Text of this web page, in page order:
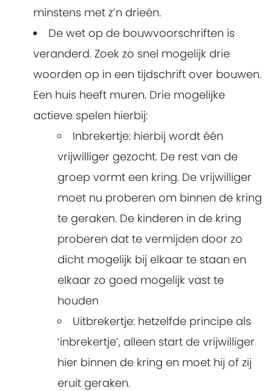
minstens met z’n drieën.
De wet op de bouwvoorschriften is
veranderd. Zoek zo snel mogelijk drie
woorden op in een tijdschrift over bouwen.
Een huis heeft muren. Drie mogelijke
actieve spelen hierbij:
Inbrekertje: hierbij wordt één
vrijwilliger gezocht. De rest van de
groep vormt een kring. De vrijwilliger
moet nu proberen om binnen de kring
te geraken. De kinderen in de kring
proberen dat te vermijden door zo
dicht mogelijk bij elkaar te staan en
elkaar zo goed mogelijk vast te
houden
Uitbrekertje: hetzelfde principe als
‘inbrekertje’, alleen start de vrijwilliger
hier binnen de kring en moet hij of zij
eruit geraken.